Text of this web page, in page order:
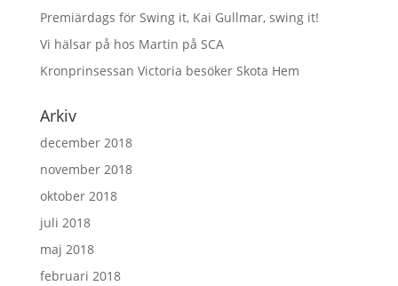
Premiärdags för Swing it, Kai Gullmar, swing it!
Vi hälsar på hos Martin på SCA
Kronprinsessan Victoria besöker Skota Hem
Arkiv
december 2018
november 2018
oktober 2018
juli 2018
maj 2018
februari 2018